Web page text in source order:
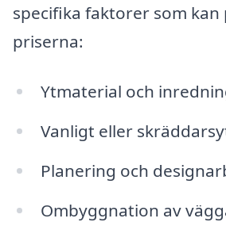
specifika faktorer som kan
priserna:
Ytmaterial och
Vanligt eller
Planering och
Ombyggnation av